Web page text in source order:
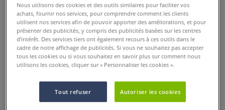
Sets de 3 pinceaux aquarelle Van
Gogh série 191
Pour chaque technique le pinceau adapté : l'assortiment
Nous utilisons des cookies et des outils similaires pour faciliter vos
achats, fournir nos services, pour comprendre comment les clients
utilisent nos services afin de pouvoir apporter des améliorations, et pour
présenter des publicités, y compris des publicités basées sur les centres
d’intérêt. Des services tiers ont également recours à ces outils dans le
cadre de notre affichage de publicités. Si vous ne souhaitez pas accepter
tous les cookies ou si vous souhaitez en savoir plus sur comment nous
utilisons les cookies, cliquer sur « Personnaliser les cookies ».
Tout refuser Autoriser les cookies